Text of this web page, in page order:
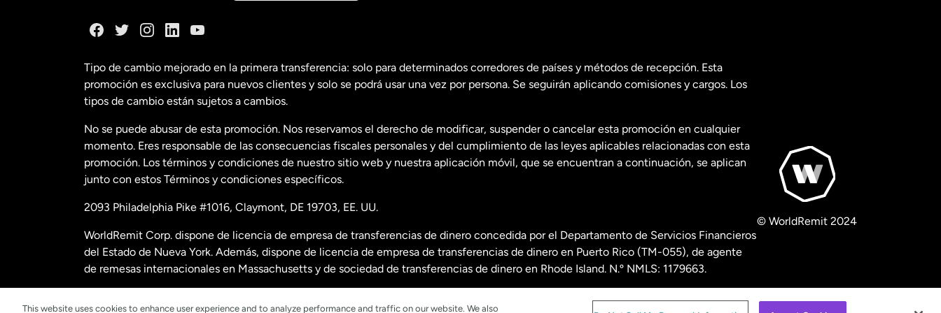
Estados Unidos English
Estados Unidos Español
Francia
Malasia
Nueva Zelanda
Tipo de cambio mejorado en la primera transferencia: solo para determinados corredores de países y métodos de recepción. Esta
promoción es exclusiva para nuevos clientes y solo se podrá usar una vez por persona. Se seguirán aplicando comisiones y cargos. Los
tipos de cambio están sujetos a cambios.
No se puede abusar de esta promoción. Nos reservamos el derecho de modificar, suspender o cancelar esta promoción en cualquier
momento. Eres responsable de las consecuencias fiscales personales y del cumplimiento de las leyes aplicables relacionadas con esta
promoción. Los términos y condiciones de nuestro sitio web y nuestra aplicación móvil, que se encuentran a continuación, se aplican
junto con estos Términos y condiciones específicos.
2093 Philadelphia Pike #1016, Claymont, DE 19703, EE. UU.
WorldRemit Corp. dispone de licencia de empresa de transferencias de dinero concedida por el Departamento de Servicios Financieros
del Estado de Nueva York. Además, dispone de licencia de empresa de transferencias de dinero en Puerto Rico (TM-055), de agente
de remesas internacionales en Massachusetts y de sociedad de transferencias de dinero en Rhode Island. N.º NMLS: 1179663.
© WorldRemit 2024
This website uses cookies to enhance user experience and to analyze performance and traffic on our website. We also